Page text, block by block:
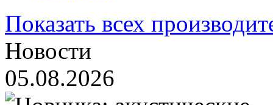
Показать всех
Новости
05.08.2026